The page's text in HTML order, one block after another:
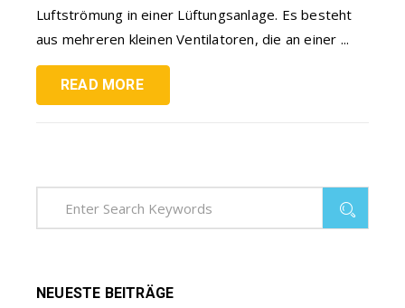
Luftströmung in einer Lüftungsanlage. Es besteht
aus mehreren kleinen Ventilatoren, die an einer ...
READ MORE
NEUESTE BEITRÄGE